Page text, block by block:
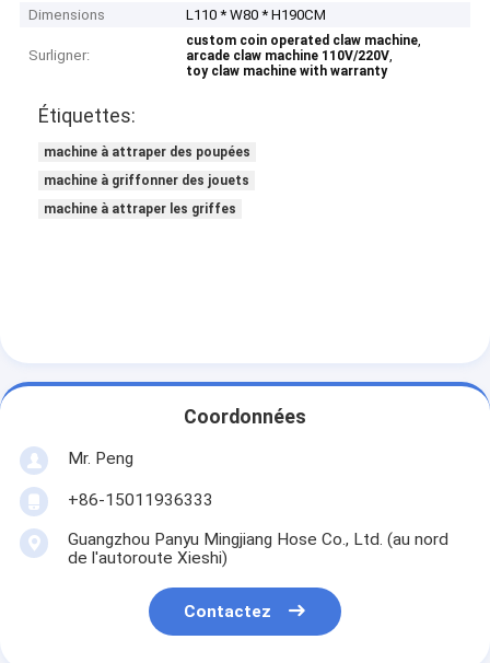
Dimensions
L110 * W80 * H190CM
Surligner:
custom coin operated claw machine,
arcade claw machine 110V/220V,
toy claw machine with warranty
Étiquettes:
machine à attraper des poupées
machine à griffonner des jouets
machine à attraper les griffes
Coordonnées
Mr. Peng
+86-15011936333
Guangzhou Panyu Mingjiang Hose Co., Ltd. (au nord
de l'autoroute Xieshi)
Contactez